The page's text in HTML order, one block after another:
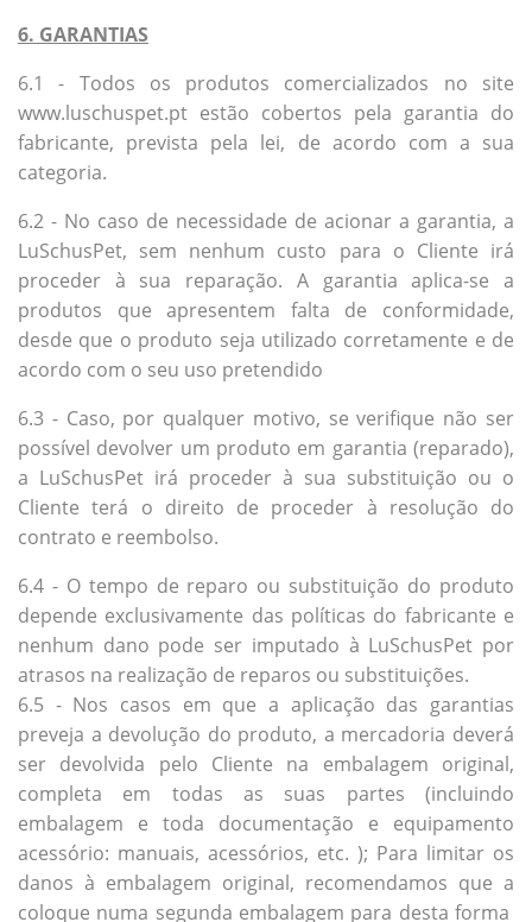
6. GARANTIAS
6.1 - Todos os produtos comercializados no site
www.luschuspet.pt estão cobertos pela garantia do
fabricante, prevista pela lei, de acordo com a sua
categoria.
6.2 - No caso de necessidade de acionar a garantia, a
LuSchusPet, sem nenhum custo para o Cliente irá
proceder à sua reparação. A garantia aplica-se a
produtos que apresentem falta de conformidade,
desde que o produto seja utilizado corretamente e de
acordo com o seu uso pretendido
6.3 - Caso, por qualquer motivo, se verifique não ser
possível devolver um produto em garantia (reparado),
a LuSchusPet irá proceder à sua substituição ou o
Cliente terá o direito de proceder à resolução do
contrato e reembolso.
6.4 - O tempo de reparo ou substituição do produto
depende exclusivamente das políticas do fabricante e
nenhum dano pode ser imputado à LuSchusPet por
atrasos na realização de reparos ou substituições.
6.5 - Nos casos em que a aplicação das garantias
preveja a devolução do produto, a mercadoria deverá
ser devolvida pelo Cliente na embalagem original,
completa em todas as suas partes (incluindo
embalagem e toda documentação e equipamento
acessório: manuais, acessórios, etc. ); Para limitar os
danos à embalagem original, recomendamos que a
coloque numa segunda embalagem para desta forma